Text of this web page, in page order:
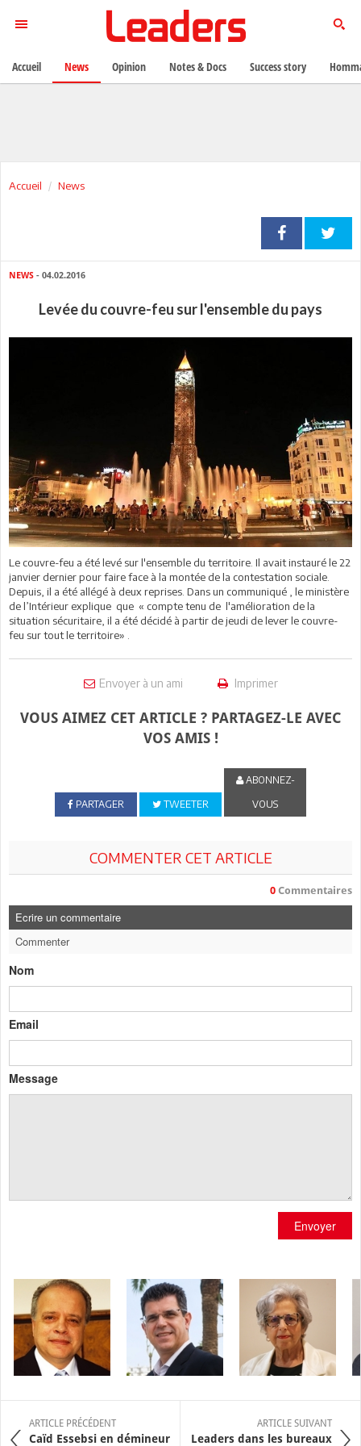
Accueil News
NEWS - 04.02.2016
Levée du couvre-feu sur l'ensemble du pays
Le couvre-feu a été levé sur l'ensemble du territoire. Il avait instauré le 22
janvier dernierpour faire face à la montée de la contestation sociale.
Depuis, il a été allégé à deux reprises. Dans un communiqué , le ministère
de l’Intérieur explique que « compte tenu de l'amélioration de la
situation sécuritaire, il a été décidé à partir de jeudi de lever le couvre-
feu sur tout le territoire» .
Envoyer à un ami Imprimer
VOUS AIMEZ CET ARTICLE ? PARTAGEZ-LE AVEC
VOS AMIS !
PARTAGER TWEETER
ABONNEZ-
VOUS
COMMENTER CET ARTICLE
0 Commentaires
Ecrire un commentaire
Commenter
Nom
Email
Message
Envoyer
ARTICLE PRÉCÉDENT
Caïd Essebsi en démineur
ARTICLE SUIVANT
Leaders dans les bureaux
Accueil News Opinion Notes & Docs Success story